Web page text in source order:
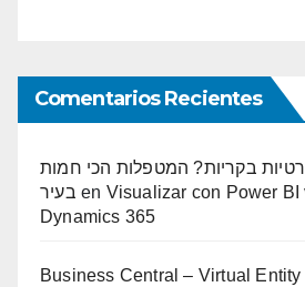
Comentarios Recientes
בקריות? המטפלות הכי חמות
בעיר en Visualizar con Power BI
Dynamics 365
Business Central – Virtual